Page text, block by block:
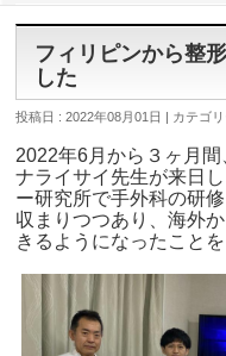
フィリピンから整
した
投稿日 : 2022年08月01日 カテゴ
2022年6月から３ヶ月
ナライサイ先生が来日
ー研究所で手外科の研
収まりつつあり、海外
きるようになったこと